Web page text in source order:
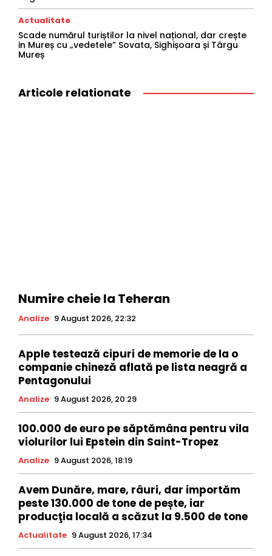
Actualitate
Scade numărul turiștilor la nivel național, dar crește
in Mureș cu „vedetele” Sovata, Sighișoara și Târgu
Mureș
Articole relationate
Numire cheie la Teheran
Analize 9 August 2026, 22:32
Apple testează cipuri de memorie de la o
companie chineză aflată pe lista neagră a
Pentagonului
Analize 9 August 2026, 20:29
100.000 de euro pe săptămâna pentru vila
violurilor lui Epstein din Saint-Tropez
Analize 9 August 2026, 18:19
Avem Dunăre, mare, râuri, dar importăm
peste 130.000 de tone de pește, iar
producţia locală a scăzut la 9.500 de tone
Actualitate 9 August 2026, 17:34